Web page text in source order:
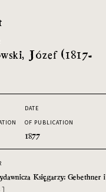
Józef (1817-
DATE
OF PUBLICATION
1877
Księgarzy: Gebethner i